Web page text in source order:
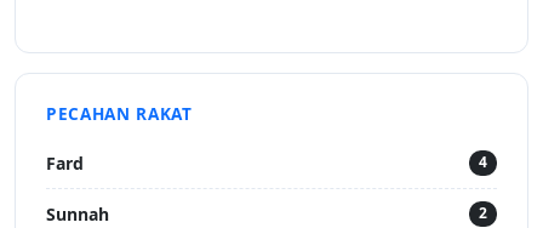
PECAHAN RAKAT
Fard 4
Sunnah 2